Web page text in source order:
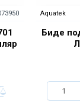
Aquatek
Биде